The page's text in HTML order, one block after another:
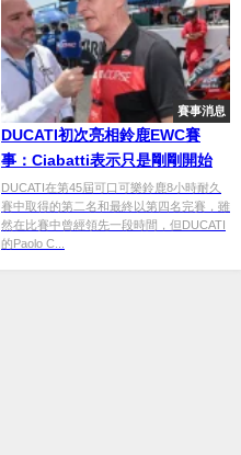
賽事消息
DUCATI初次亮相鈴鹿EWC賽
事：Ciabatti表示只是剛剛開始
DUCATI在第45屆可口可樂鈴鹿8小時耐久
賽中取得的第二名和最終以第四名完賽，雖
然在比賽中曾經領先一段時間，但DUCATI
的Paolo C...